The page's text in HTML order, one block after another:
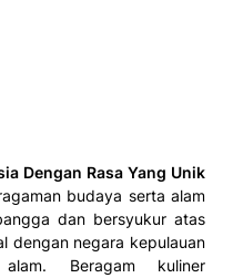
Dengan Rasa Yang Unik
budaya serta alam
dan bersyukur atas
dengan negara kepulauan
Beragam kuliner